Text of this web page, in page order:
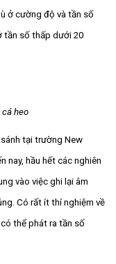
ở cường độ và tần số
tần số thấp dưới 20
cá heo
tại trường New
nay, hầu hết các nghiên
vào việc ghi lại âm
Có rất ít thí nghiệm về
thể phát ra tần số